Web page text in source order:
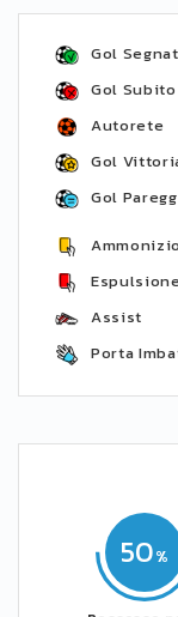
Gol
Gol Subito
Autorete
Gol
Gol
Assist
Porta
50